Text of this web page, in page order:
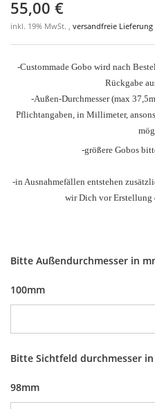
55,00 €
inkl. 19% MwSt. , versandfreie Lieferung
-Custommade Gobo wird nach
Rückgabe
-Außen-Durchmesser(max
Pflichtangaben, in Millimeter,
-größere Gobos
-in Ausnahmefällen entstehen
wir Dich vor Erstellung
Bitte Außendurchmesser in
100mm
Bitte Sichtfeld durchmesser
98mm